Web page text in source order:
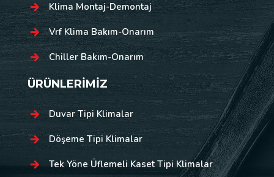
Klima Montaj-Demontaj
Vrf Klima Bakım-Onarım
Chiller Bakım-Onarım
ÜRÜNLERİMİZ
Duvar Tipi Klimalar
Döşeme Tipi Klimalar
Tek Yöne Üflemeli Kaset Tipi Klimalar